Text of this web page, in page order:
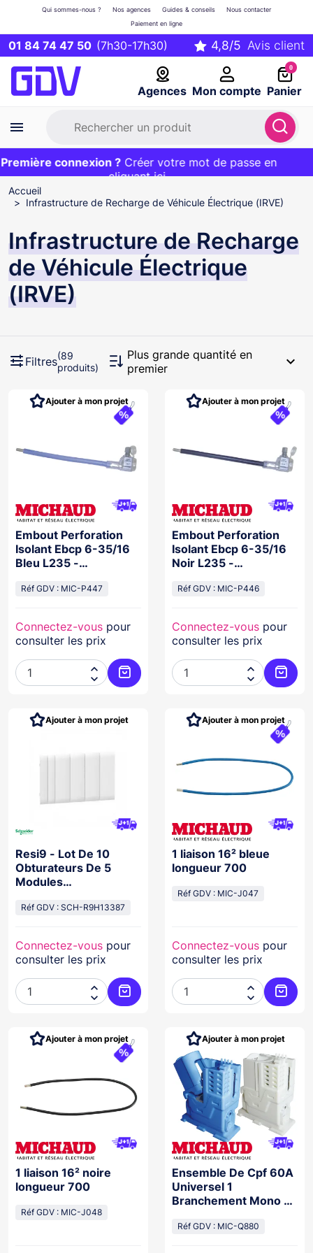
01 84 74 47 50 (7h30-17h30)
Agences Mon compte
Qui sommes-nous ? Nos agences Guides & conseils
Nous contacter
Paiement en ligne
0
Panier
Première commande ?20€ OFFERT sur votre panier
et livraison 24/48h gratuite avec le codeBIENVENUE
connexion ?Créer votre mot de passe en
cliquant ici
EXCLU WEB :
Accueil
Infrastructure de Recharge de Véhicule Électrique (IRVE)
Infrastructure de Recharge
de Véhicule Électrique
(IRVE)
Filtres(89
produits)
Plus grande quantité en
premier
expand_more
Embout Perforation
Isolant Ebcp 6-35/16
Bleu L235 -
Réf GDV : MIC-P447
Connectez-vous pour
consulter les prix


Ajouter au panier
Ajouter à mon projet
Embout Perforation
Isolant Ebcp 6-35/16
Noir L235 -
Réf GDV : MIC-P446
Connectez-vous pour
consulter les prix


Ajouter à mon projet
Resi9 - Lot De 10
Obturateurs De 5
Modules
Réf GDV : SCH-R9H13387
Connectez-vous pour
consulter les prix


Ajouter au panier
Ajouter à mon projet
1 liaison 16² bleue
longueur 700
Réf GDV : MIC-J047
Connectez-vous pour
consulter les prix


Ajouter à mon projet
1 liaison 16² noire
longueur 700
Réf GDV : MIC-J048
Ajouter à mon projet
Ensemble De Cpf 60A
Universel 1
Branchement Mono -
Réf GDV : MIC-Q880
Ajouter à mon projet